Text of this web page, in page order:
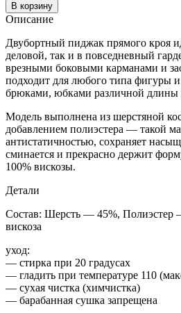
В корзину
Описание
Двубортный пиджак прямого кроя
деловой, так и в повседневный
врезными боковыми карманами и
подходит для любого типа фигуры
брюками, юбками различной
Модель выполнена из шерстяной
добавлением полиэстера — такой
антистатичностью, сохраняет
сминается и прекрасно держит
100% вискозы.
Детали
Cостав: Шерсть — 45%, Полиэстер
вискоза
уход:
— стирка при 20 градусах
— гладить при температуре 110
— сухая чистка (химчистка)
— барабанная сушка запрещена